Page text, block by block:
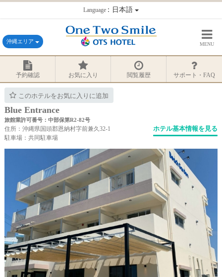
Language：日本語
沖縄エリア MENU
予約確認 お気に入り 閲覧履歴 サポート・FAQ
このホテルをお気に入りに追加
Blue Entrance
旅館業許可番号：中部保第R2-82号
住所：沖縄県国頭郡恩納村字前兼久32-1
駐車場：共同駐車場
ホテル基本情報を見る